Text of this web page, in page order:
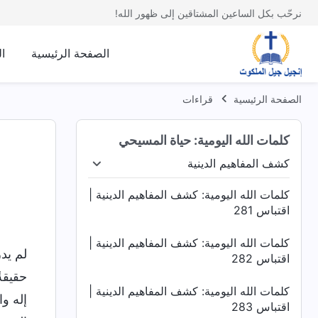
نرحّب بكل الساعين المشتاقين إلى ظهور الله!
الصفحة الرئيسية
الصفحة الرئيسية قراءات
كلمات الله اليومية: حياة المسيحي
كشف المفاهيم الدينية
المقدَّس كشف المفاهيم الدينية كشف فساد البشرية
كلمات الله اليومية: كشف المفاهيم الدينية |
اقتباس 281
كلمات الله اليومية: كشف المفاهيم الدينية |
اقتباس 282
كلمات الله اليومية: كشف المفاهيم الدينية |
اقتباس 283
لم
إله